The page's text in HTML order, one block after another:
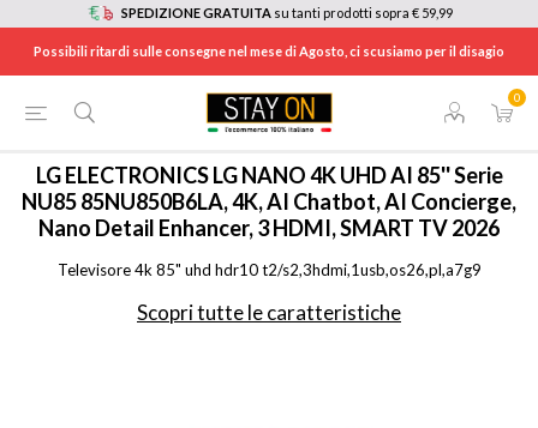
SPEDIZIONE GRATUITA su tanti prodotti sopra € 59,99
Possibili ritardi sulle consegne nel mese di Agosto, ci scusiamo per il disagio
0
TV E HOME CINEMA / TV / TV 4K ULTRA HD 85NU850B6LA
LG ELECTRONICS LG NANO 4K UHD AI 85'' Serie
NU85 85NU850B6LA, 4K, AI Chatbot, AI Concierge,
Nano Detail Enhancer, 3 HDMI, SMART TV 2026
Televisore 4k 85" uhd hdr10 t2/s2,3hdmi,1usb,os26,pl,a7g9
Scopri tutte le caratteristiche